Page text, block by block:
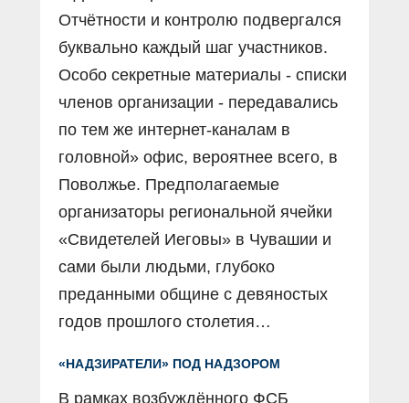
Отчётности и контролю подвергался
буквально каждый шаг участников.
Особо секретные материалы - списки
членов организации - передавались
по тем же интернет-каналам в
головной» офис, вероятнее всего, в
Поволжье. Предполагаемые
организаторы региональной ячейки
«Свидетелей Иеговы» в Чувашии и
сами были людьми, глубоко
преданными общине с девяностых
годов прошлого столетия…
«НАДЗИРАТЕЛИ» ПОД НАДЗОРОМ
В рамках возбуждённого ФСБ